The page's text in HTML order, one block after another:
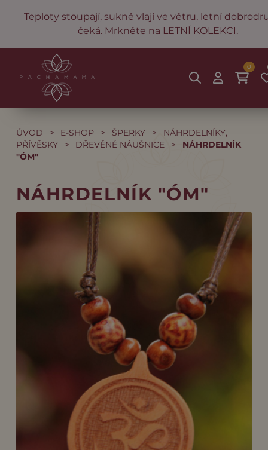
Teploty stoupají, sukně vlají ve větru, letní
čeká. Mrkněte na LETNÍ KOLEKCI.
0
ÚVOD > E-SHOP > ŠPERKY >
NÁHRDELNÍKY,
PŘÍVĚSKY
> DŘEVĚNÉ NÁUŠNICE >
NÁHRDELNÍK
"ÓM"
NÁHRDELNÍK "ÓM"